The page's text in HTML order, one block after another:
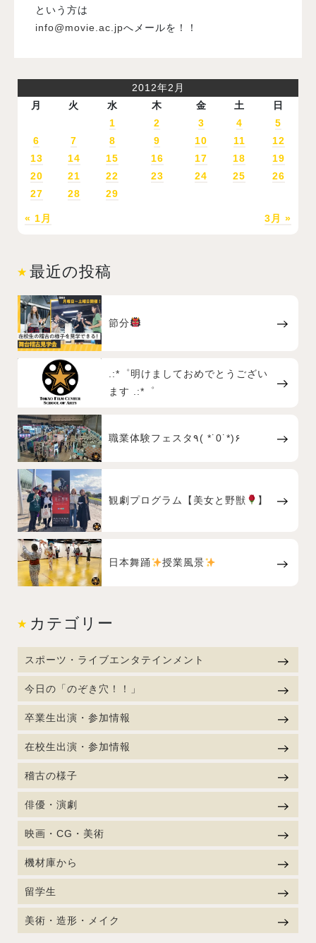
という方は
info@movie.ac.jpへメールを！！
2012年2月
月
火 水 木 金 土 日
« 1月 3月 »
1 2 3 4
5
6
7 8 9 10 11
12
13
14 15 16 17 18
19
20
21 22 23 24 25
26
27
28 29
最近の投稿
節分
.:*゜明けましておめでとうござい
ます .:*゜
職業体験フェスタ٩( *˙0˙*)۶
観劇プログラム【美女と野獣 】
日本舞踊 授業風景
カテゴリー
スポーツ・ライブエンタテインメント
今日の「のぞき穴！！」
卒業生出演・参加情報
在校生出演・参加情報
稽古の様子
俳優・演劇
映画・CG・美術
機材庫から
留学生
美術・造形・メイク